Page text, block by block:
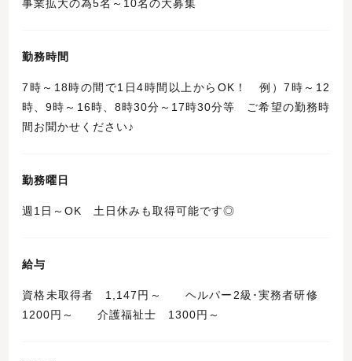
事業拡大の為5名～10名の大募集
勤務時間
7時～18時の間で1日4時間以上からOK！ 例）7時～12
時、9時～16時、8時30分～17時30分等 ご希望の勤務時
間お聞かせください♪
勤務曜日
週1日～OK 土日休みも取得可能です◎
給与
資格未取得者 1,147円～ ヘルパー2級･実務者研修
1200円～ 介護福祉士 1300円～